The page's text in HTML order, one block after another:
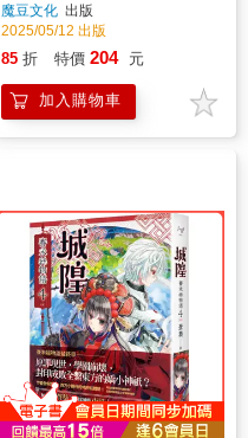
魔豆文化 出版
2025/05/12 出版
85 折 特價 204 元
加入購物車